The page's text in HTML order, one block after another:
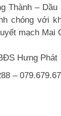
Thành –
chóng với
mạch Mai
Hưng Phát
–